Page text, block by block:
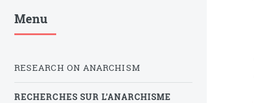
Menu
RESEARCH ON ANARCHISM
RECHERCHES SUR L’ANARCHISME